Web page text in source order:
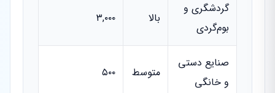
گردشگری و
بوم‌گردی
بالا ۳,۰۰۰
صنایع دستی
و خانگی
متوسط ۵۰۰